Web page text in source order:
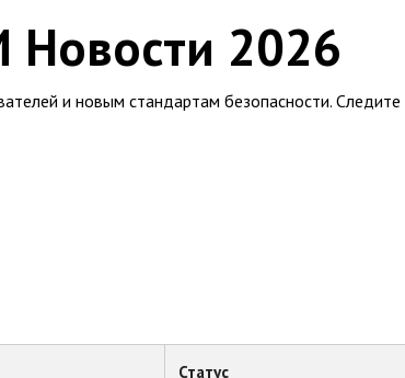
Новости 2026
и новым стандартам безопасности.
Статус